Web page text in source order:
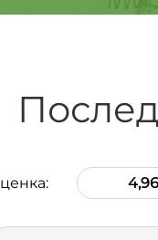
4,96